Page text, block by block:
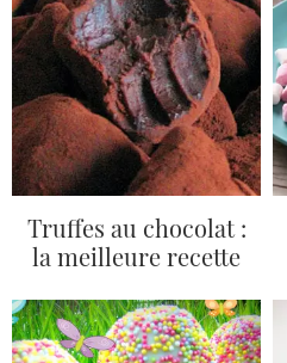
Truffes au chocolat :
la meilleure recette